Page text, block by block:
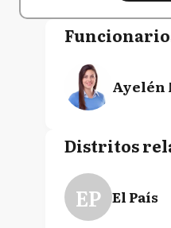
Ayelén
Distritos
EP El País